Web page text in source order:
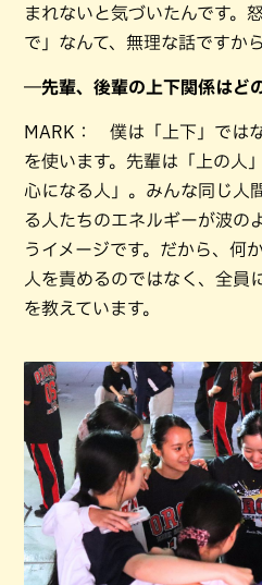
まれないと気づいたんです。
で」なんて、無理な話ですから
―先輩、後輩の上下関係はど
MARK： 僕は「上下」では
を使います。先輩は「上の人
心になる人」。みんな同じ人
る人たちのエネルギーが波の
うイメージです。だから、何
人を責めるのではなく、全員
を教えています。